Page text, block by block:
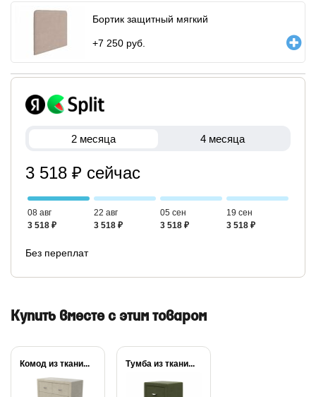
Бортик защитный мягкий
+7 250 руб.
2 месяца 4 месяца
3 518 ₽ сейчас
08 авг
3 518 ₽
22 авг
3 518 ₽
05 сен
3 518 ₽
19 сен
3 518 ₽
Без переплат
Купить вместе с этим товаром
Комод из ткани... Тумба из ткани...